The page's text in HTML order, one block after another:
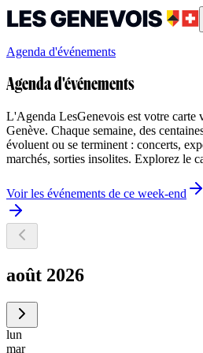
Agenda d'événements
Agenda d'événements
L'Agenda LesGenevois est votre carte
Genève. Chaque semaine, des
évoluent ou se terminent : concerts,
marchés, sorties insolites. Explorez le
Voir les événements de ce week-end
août 2026
lun
mar